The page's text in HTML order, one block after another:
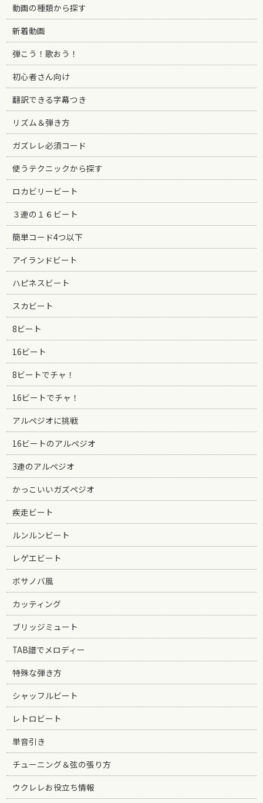
動画の種類から探す
新着動画
弾こう！歌おう！
初心者さん向け
翻訳できる字幕つき
リズム＆弾き方
ガズレレ必須コード
使うテクニックから探す
ロカビリービート
３連の１６ビート
簡単コード4つ以下
アイランドビート
ハピネスビート
スカビート
8ビート
16ビート
8ビートでチャ！
16ビートでチャ！
アルペジオに挑戦
16ビートのアルペジオ
3連のアルペジオ
かっこいいガズペジオ
疾走ビート
ルンルンビート
レゲエビート
ボサノバ風
カッティング
ブリッジミュート
TAB譜でメロディー
特殊な弾き方
シャッフルビート
レトロビート
単音引き
チューニング＆弦の張り方
ウクレレお役立ち情報